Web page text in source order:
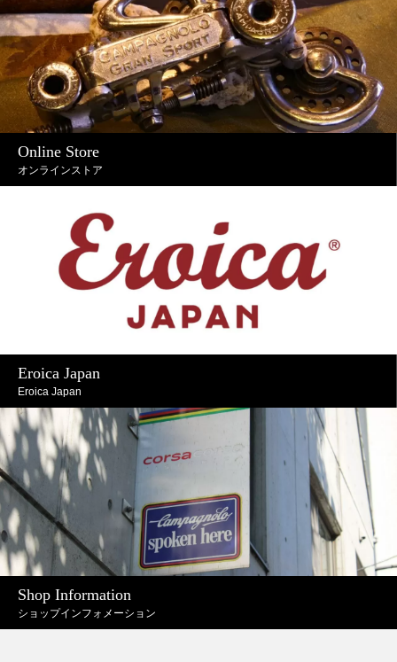
Online Store
オンラインストア
Eroica Japan
Eroica Japan
Shop Information
ショップインフォメーション